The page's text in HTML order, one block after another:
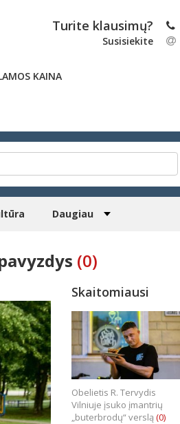
Turite klausimų?
Susisiekite
KAINA
Daugiau
(0)
Skaitomiausi
Obelietis R. Tervydis
Vilniuje įsuko įmantrių
„buterbrodų“ verslą (0)